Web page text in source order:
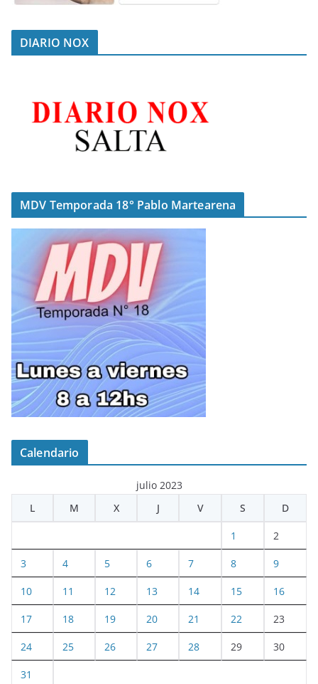
DIARIO NOX
MDV Temporada 18° Pablo Martearena
Calendario
julio 2023
L
M X J V S D
1 2
3 4 5 6 7 8 9
10 11 12 13 14 15 16
17 18 19 20 21 22 23
24 25 26 27 28 29 30
31